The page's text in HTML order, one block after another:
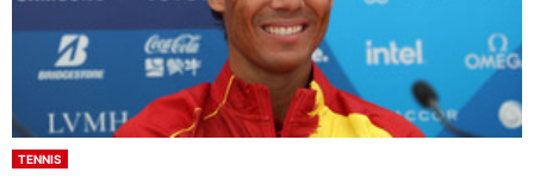
TENNIS